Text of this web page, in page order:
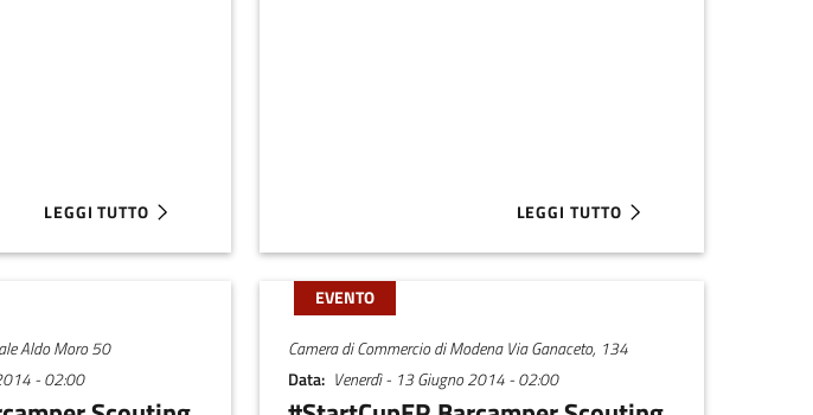
ROMAGNA 2017
LEGGI TUTTO
ABOUT UNA BUSINESS PLAN COMPETITION PER IL SETTORE DELLE MATERIE PRIME
LEGGI TUTTO
ABOUT .ITCUP, LA STARTUP
Aldo Moro 50
- 02:00
EVENTO
Camera di Commercio di Modena Via Ganaceto, 134
Data Venerdì - 13 Giugno 2014 - 02:00